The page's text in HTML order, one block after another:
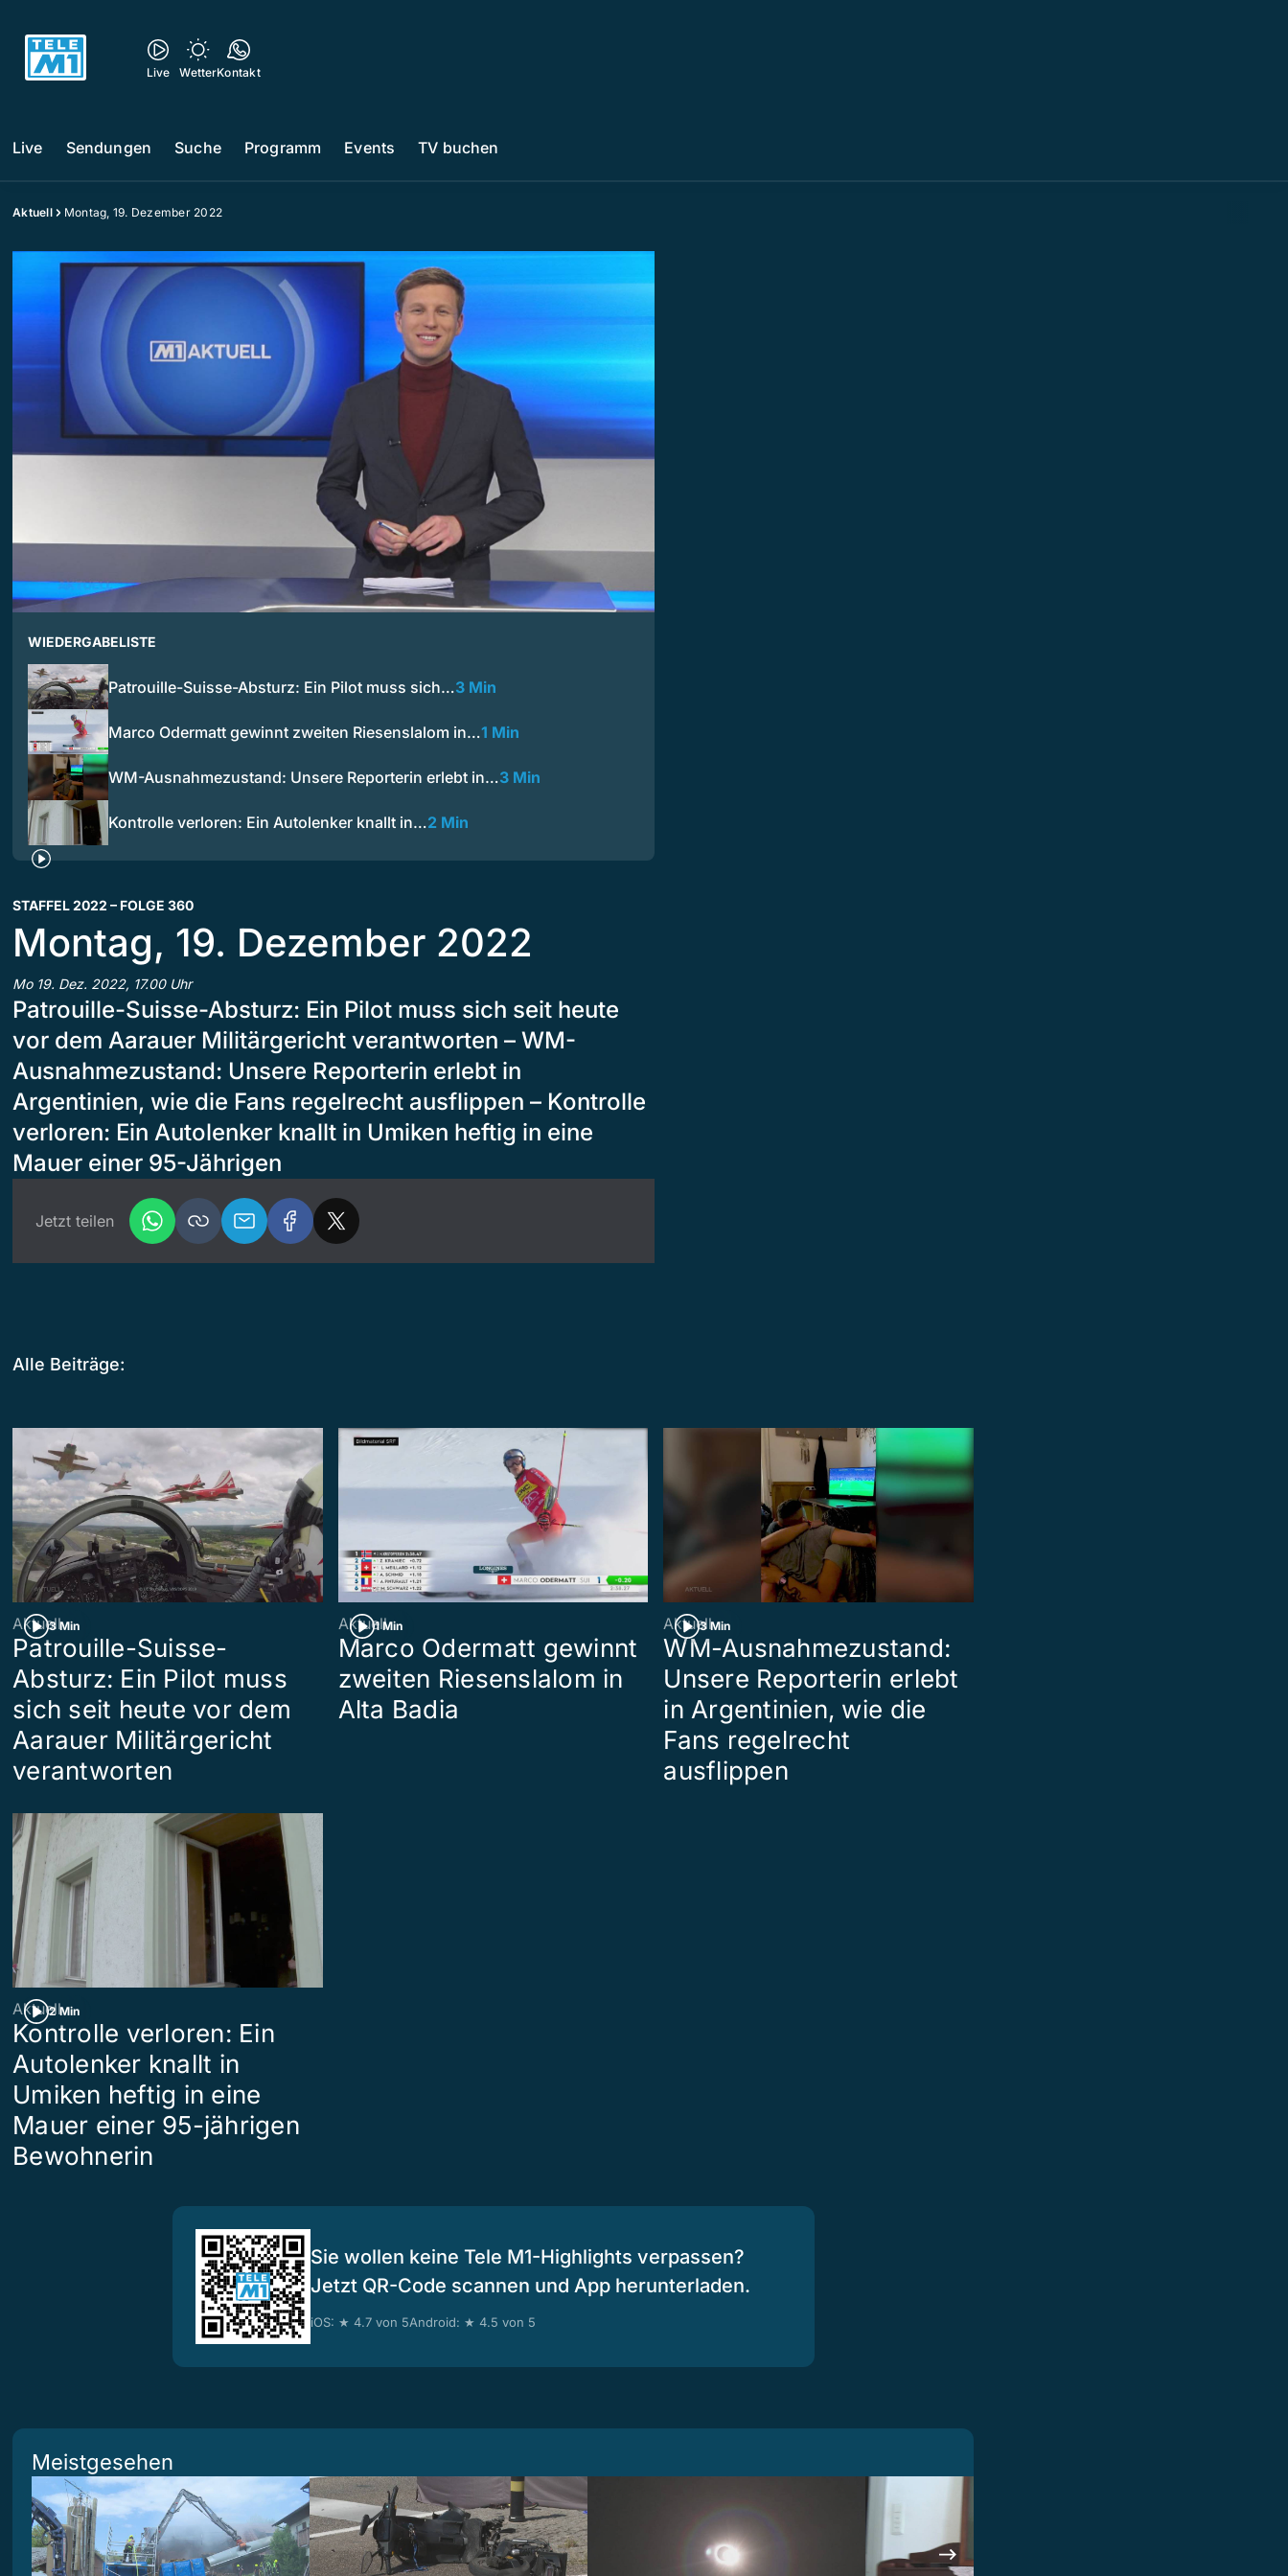
Live WetterKontakt
Live Sendungen Suche Programm Events TV buchen
Aktuell Montag, 19. Dezember 2022
WIEDERGABELISTE
Patrouille-Suisse-Absturz: Ein Pilot muss sich…3 Min
Marco Odermatt gewinnt zweiten Riesenslalom in…1 Min
WM-Ausnahmezustand: Unsere Reporterin erlebt in…3 Min
Kontrolle verloren: Ein Autolenker knallt in…2 Min
STAFFEL 2022 – FOLGE 360
Montag, 19. Dezember 2022
Mo 19. Dez. 2022, 17.00 Uhr
Patrouille-Suisse-Absturz: Ein Pilot muss sich seit heute
vor dem Aarauer Militärgericht verantworten – WM-
Ausnahmezustand: Unsere Reporterin erlebt in
Argentinien, wie die Fans regelrecht ausflippen – Kontrolle
verloren: Ein Autolenker knallt in Umiken heftig in eine
Mauer einer 95-Jährigen
Jetzt teilen
Alle Beiträge:
3 Min
Aktuell
Patrouille-Suisse-
Absturz: Ein Pilot muss
sich seit heute vor dem
Aarauer Militärgericht
verantworten
1 Min
Aktuell
Marco Odermatt gewinnt
zweiten Riesenslalom in
Alta Badia
3 Min
Aktuell
WM-Ausnahmezustand:
Unsere Reporterin erlebt
in Argentinien, wie die
Fans regelrecht
ausflippen
2 Min
Aktuell
Kontrolle verloren: Ein
Autolenker knallt in
Umiken heftig in eine
Mauer einer 95-jährigen
Bewohnerin
Sie wollen keine Tele M1-Highlights verpassen?
Jetzt QR-Code scannen und App herunterladen.
iOS: ★ 4.7 von 5Android: ★ 4.5 von 5
Meistgesehen